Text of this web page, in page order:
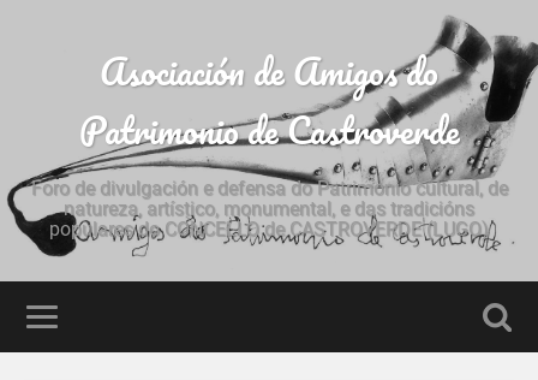
Asociación de Amigos do
Patrimonio de Castroverde
Foro de divulgación e defensa do Patrimonio cultural, de
natureza, artístico, monumental, e das tradicións
populares do CONCELLO de CASTROVERDE (LUGO)